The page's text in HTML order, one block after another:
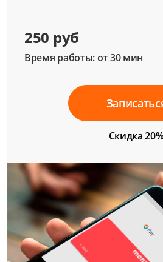
250 руб
Время работы: от 30 мин
Скидка